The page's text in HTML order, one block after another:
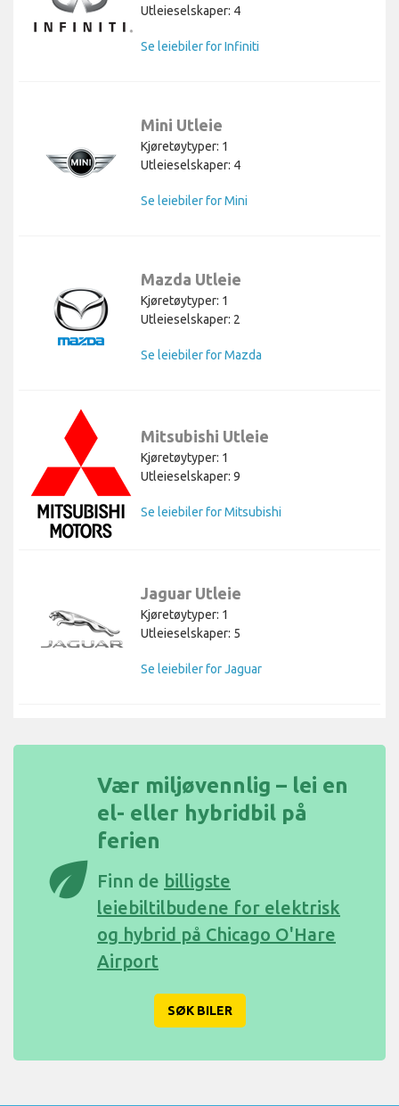
Utleieselskaper: 4
Se leiebiler for Infiniti
Mini Utleie
Kjøretøytyper: 1
Utleieselskaper: 4
Se leiebiler for Mini
Mazda Utleie
Kjøretøytyper: 1
Utleieselskaper: 2
Se leiebiler for Mazda
Mitsubishi Utleie
Kjøretøytyper: 1
Utleieselskaper: 9
Se leiebiler for Mitsubishi
Jaguar Utleie
Kjøretøytyper: 1
Utleieselskaper: 5
Se leiebiler for Jaguar
eco
Vær miljøvennlig – lei en
el- eller hybridbil på
ferien
Finn de billigste
leiebiltilbudene for elektrisk
og hybrid på Chicago O'Hare
Airport
SØK BILER